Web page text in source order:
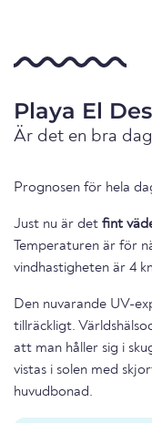
Playa El
Är det en bra
Prognosen för hela
Just nu är det fint
Temperaturen är för
vindhastigheten är 4
Den nuvarande UV-
tillräckligt.
att man håller sig i
vistas i solen med
huvudbonad.